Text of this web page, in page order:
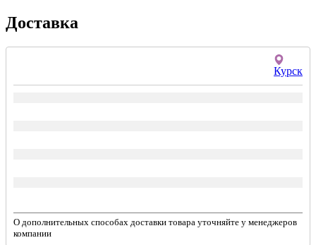
Доставка
Курск
О дополнительных способах доставки товара уточняйте у менеджеров
компании